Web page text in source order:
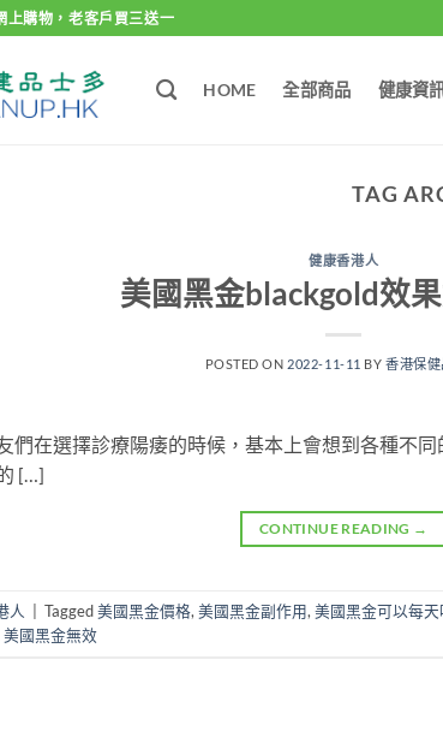
上購物，老客戶買三送一
HOME 全部商品 健康資
TAG
健康香港人
美國黑金blackgold效
POSTED ON 2022-11-11 BY香港保
們在選擇診療陽痿的時候，基本上會想到各種不
[…]
CONTINUE READING →
人 Tagged美國黑金價格, 美國黑金副作用, 美國黑金可以每天
美國黑金無效